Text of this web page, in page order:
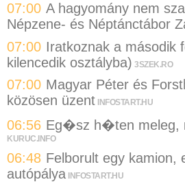
07:00 A hagyomány nem
Népzene- és Néptánctábor
07:00 Iratkoznak a második
kilencedik osztályba) 3SZEK.RO
07:00 Magyar Péter és
közösen üzent INFOSTART.HU
06:56 Eg�sz h�ten
KURUC.INFO
06:48 Felborult egy kamion,
autópálya INFOSTART.HU